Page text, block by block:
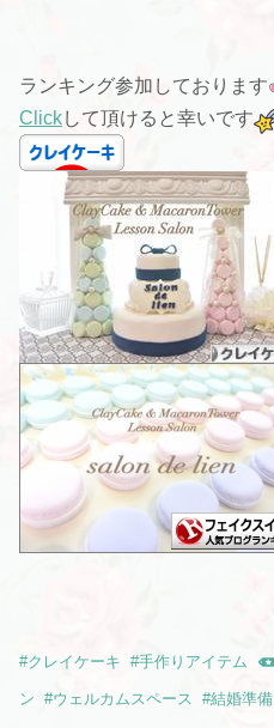
ランキング参加しております
Clickして頂けると幸いです
#クレイケーキ #手作りアイテム
ン #ウェルカムスペース #結婚準備